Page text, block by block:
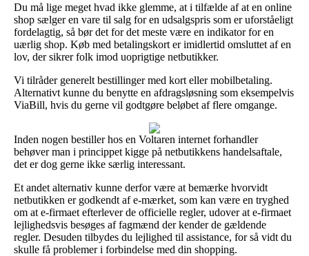
Du må lige meget hvad ikke glemme, at i tilfælde af at en online
shop sælger en vare til salg for en udsalgspris som er uforståeligt
fordelagtig, så bør det for det meste være en indikator for en
uærlig shop. Køb med betalingskort er imidlertid omsluttet af en
lov, der sikrer folk imod uoprigtige netbutikker.
Vi tilråder generelt bestillinger med kort eller mobilbetaling.
Alternativt kunne du benytte en afdragsløsning som eksempelvis
ViaBill, hvis du gerne vil godtgøre beløbet af flere omgange.
Inden nogen bestiller hos en Voltaren internet forhandler
behøver man i princippet kigge på netbutikkens handelsaftale,
det er dog gerne ikke særlig interessant.
Et andet alternativ kunne derfor være at bemærke hvorvidt
netbutikken er godkendt af e-mærket, som kan være en tryghed
om at e-firmaet efterlever de officielle regler, udover at e-firmaet
lejlighedsvis besøges af fagmænd der kender de gældende
regler. Desuden tilbydes du lejlighed til assistance, for så vidt du
skulle få problemer i forbindelse med din shopping.